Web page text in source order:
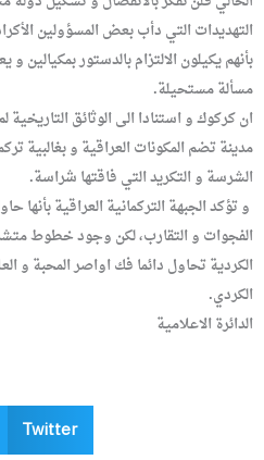
التهديدات التي دأب بعض المسؤولين
بأنهم يكيلون الالتزام بالدستور بمكيالين
مسألة مستحيلة.
ان كركوك و استنادا الى الوثائق التاريخية
مدينة تضم المكونات العراقية و بغالبية
الشرسة و التكريد التي فاقتها شراسة.
و تؤكد الجبهة التركمانية العراقية بأنها
الفجوات و التقارب، لكن وجود خطوط
الكردية تحاول دائما فك اواصر المحبة و
الكردي.
الدائرة الاعلامية
Twitter